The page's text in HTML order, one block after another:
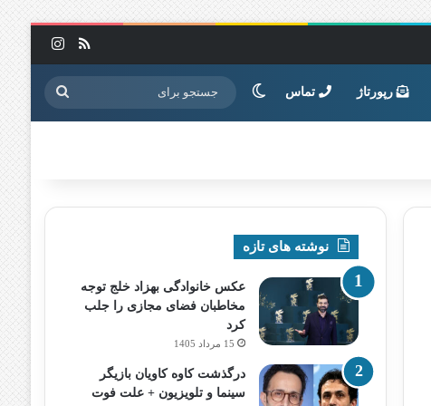
خوراک
رپورتاژ تماس تغییر پوسته جستجو
برای
نوشته های تازه
عکس خانوادگی بهزاد خلج توجه
مخاطبان فضای مجازی را جلب
کرد
15 مرداد 1405
درگذشت کاوه کاویان بازیگر
سینما و تلویزیون + علت فوت